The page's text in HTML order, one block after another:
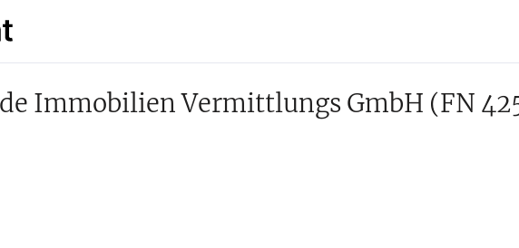
Immobilien Vermittlungs GmbH (FN